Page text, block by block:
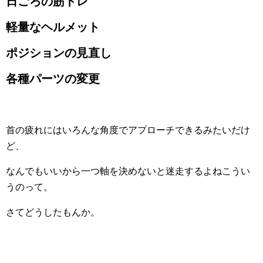
軽量なヘルメット
ポジションの見直し
各種パーツの変更
首の疲れにはいろんな角度でアプローチできるみたいだけ
ど、
なんでもいいから一つ軸を決めないと迷走するよねこうい
うのって。
さてどうしたもんか。